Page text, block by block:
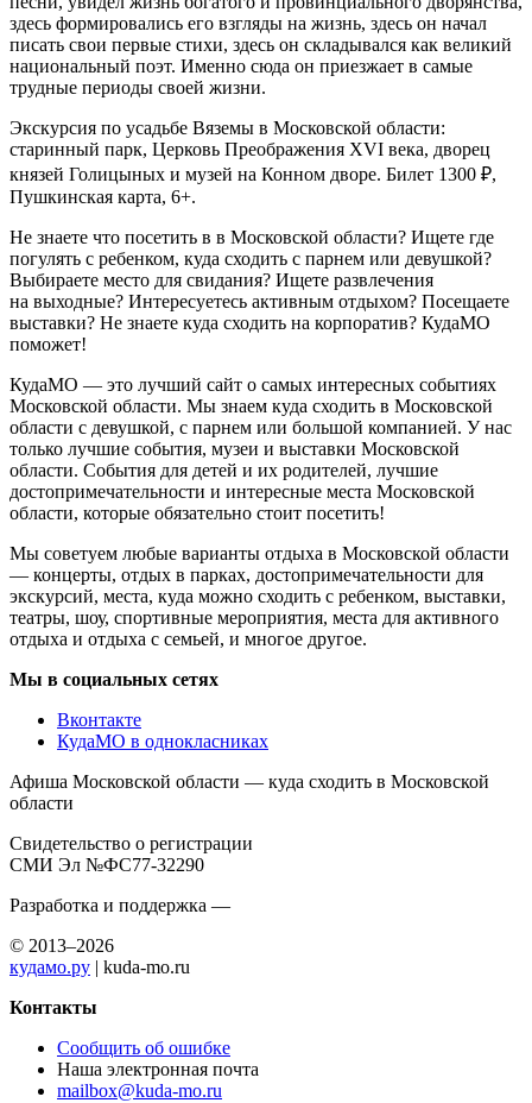
здесь формировались его взгляды на жизнь, здесь он начал
писать свои первые стихи, здесь он складывался как великий
национальный поэт. Именно сюда он приезжает в самые
трудные периоды своей жизни.
Экскурсия по усадьбе Вяземы в Московской области:
старинный парк, Церковь Преображения XVI века, дворец
князей Голицыных и музей на Конном дворе. Билет 1300 ₽,
Пушкинская карта, 6+.
Не знаете что посетить в в Московской области? Ищете где
погулять с ребенком, куда сходить с парнем или девушкой?
Выбираете место для свидания? Ищете развлечения
на выходные? Интересуетесь активным отдыхом? Посещаете
выставки? Не знаете куда сходить на корпоратив? КудаМО
поможет!
КудаМО — это лучший сайт о самых интересных событиях
Московской области. Мы знаем куда сходить в Московской
области с девушкой, с парнем или большой компанией. У нас
только лучшие события, музеи и выставки Московской
области. События для детей и их родителей, лучшие
достопримечательности и интересные места Московской
области, которые обязательно стоит посетить!
Мы советуем любые варианты отдыха в Московской области
— концерты, отдых в парках, достопримечательности для
экскурсий, места, куда можно сходить с ребенком, выставки,
театры, шоу, спортивные мероприятия, места для активного
отдыха и отдыха с семьей, и многое другое.
Мы в социальных сетях
Вконтакте
КудаМО в однокласниках
Афиша Московской области — куда сходить в Московской
области
Свидетельство о регистрации
СМИ Эл №ФС77-32290
Разработка и поддержка —
© 2013–2026
кудамо.ру | kuda-mo.ru
Контакты
Сообщить об ошибке
Наша электронная почта
mailbox@kuda-mo.ru